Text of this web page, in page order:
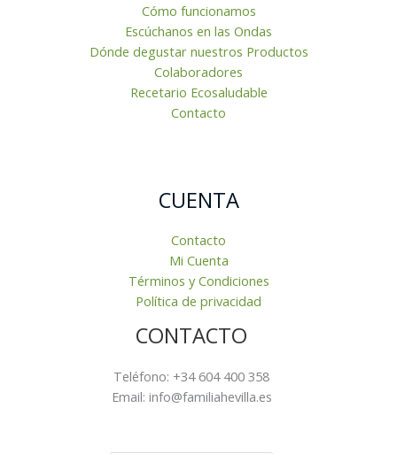
Cómo funcionamos
Escúchanos en las Ondas
Dónde degustar nuestros Productos
Colaboradores
Recetario Ecosaludable
Contacto
CUENTA
Contacto
Mi Cuenta
Términos y Condiciones
Política de privacidad
CONTACTO
Teléfono: +34 604 400 358
Email: info@familiahevilla.es